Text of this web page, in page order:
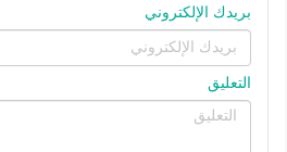
بريدك الإلكتروني
التعليق